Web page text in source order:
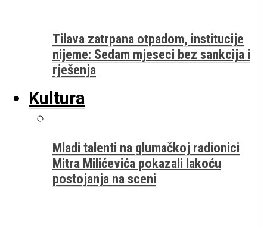
Tilava zatrpana otpadom, institucije
nijeme: Sedam mjeseci bez sankcija i
rješenja
Kultura
Mladi talenti na glumačkoj radionici
Mitra Milićevića pokazali lakoću
postojanja na sceni